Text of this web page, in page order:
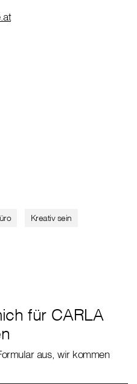
Kreativ sein
für CARLA
aus, wir kommen